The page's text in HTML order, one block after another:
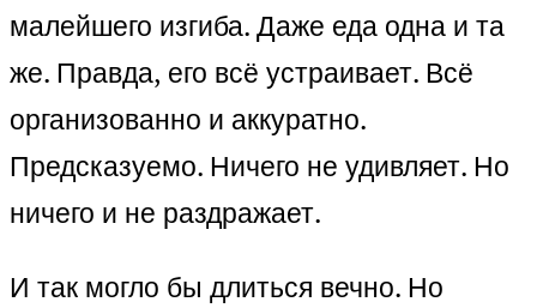
малейшего изгиба. Даже еда одна и та
же. Правда, его всё устраивает. Всё
организованно и аккуратно.
Предсказуемо. Ничего не удивляет. Но
ничего и не раздражает.
И так могло бы длиться вечно. Но